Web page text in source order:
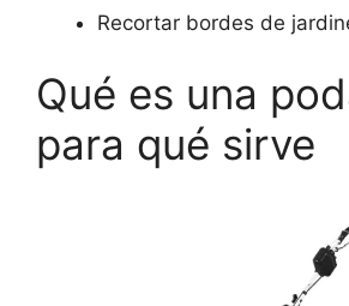
Recortar bordes de
Qué es una
para qué sirve